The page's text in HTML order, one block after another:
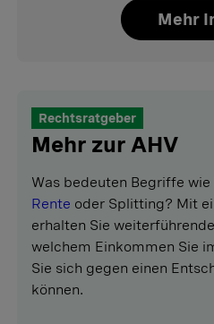
Mehr
Rechtsratgeber
Mehr zur AHV
Was bedeuten Begriffe
Rente oder Splitting? Mit
erhalten Sie
welchem Einkommen Sie
Sie sich gegen einen
können.